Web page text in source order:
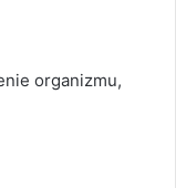
organizmu,